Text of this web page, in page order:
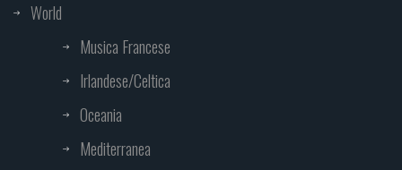
World
Musica Francese
Irlandese/Celtica
Oceania
Mediterranea